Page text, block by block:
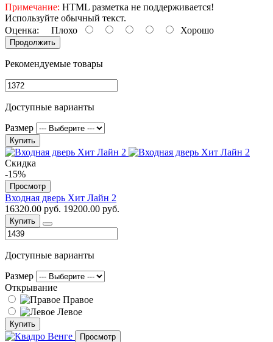
Примечание: HTML разметка не поддерживается!
Используйте обычный текст.
Оценка: Плохо Хорошо
Продолжить
Рекомендуемые товары
Доступные варианты
Размер
Купить
Скидка
-15%
Просмотр
Входная дверь Хит Лайн 2
16320.00 руб. 19200.00 руб.
Купить
Доступные варианты
Размер
Открывание
Правое
Левое
Купить
Просмотр